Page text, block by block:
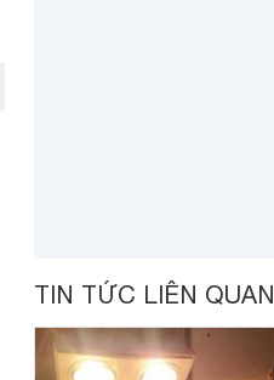
TIN TỨC LIÊN QUAN